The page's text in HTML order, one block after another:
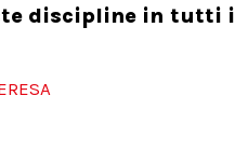
discipline in tutti i